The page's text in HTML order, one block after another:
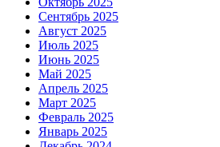
Сентябрь 2025
Август 2025
Июль 2025
Июнь 2025
Май 2025
Апрель 2025
Март 2025
Февраль 2025
Январь 2025